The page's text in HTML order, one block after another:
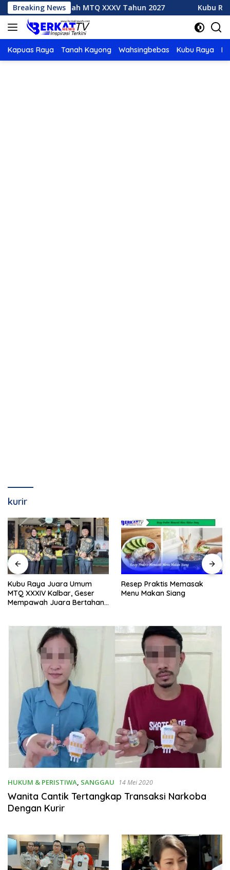
Langsung
ke
konten
Breaking News
Rumah MTQ XXXV Tahun 2027 Kubu Raya
Kapuas Raya Tanah Kayong Wahsingbebas Kubu Raya
kurir
Kubu Raya Juara Umum
MTQ XXXIV Kalbar, Geser
Mempawah Juara Bertahan
Resep Praktis Memasak
Menu Makan Siang
HUKUM & PERISTIWA, SANGGAU 14 Mei 2020
Wanita Cantik Tertangkap Transaksi Narkoba
Dengan Kurir